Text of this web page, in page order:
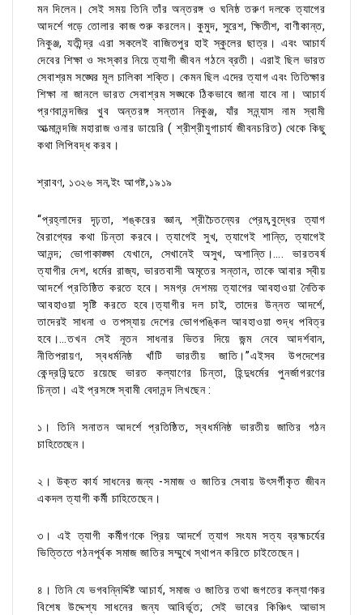
মন দিলেন। সেই সময় তিনি তাঁর অন্তরঙ্গ ও ঘনিষ্ঠ তরুণ দলকে ত্যাগের
আদর্শে গড়ে তোলার কাজ শুরু করলেন। কুমুদ, সুরেশ, ক্ষিতীশ, বাণীকান্ত,
নিকুঞ্জ, যতীন্দ্র এরা সকলেই বাজিতপুর হাই স্কুলের ছাত্র। এবং আচার্য
দেবের শিক্ষা ও সংস্কার নিয়ে ত্যাগী জীবন গঠনে ব্রতী। এরাই ছিল ভারত
সেবাশ্রম সঙ্ঘের মূল চালিকা শক্তি। কেমন ছিল এদের ত্যাগ এবং তিতিক্ষার
শিক্ষা না জানলে ভারত সেবাশ্রম সঙ্ঘকে ঠিকভাবে জানা যাবে না। আচার্য
প্রণবানন্দজির খুব অন্তরঙ্গ সন্তান নিকুঞ্জ, যাঁর সন্ন্যাস নাম স্বামী
আত্মানন্দজি মহারাজ ওনার ডায়েরি ( শ্রীশ্রীযুগাচার্য জীবনচরিত) থেকে কিছু
কথা লিপিবদ্ধ করব।
শ্রাবণ, ১৩২৬ সন,ইং আগষ্ট,১৯১৯
“প্রহ্লাদের দৃঢ়তা, শঙ্করের জ্ঞান, শ্রীচৈতন্যের প্রেম,বুদ্ধের ত্যাগ
বৈরাগ্যের কথা চিন্তা করবে। ত্যাগেই সুখ, ত্যাগেই শান্তি, ত্যাগেই
আনন্দ; ভোগাকাঙ্ক্ষা যেখানে, সেখানেই অসুখ, অশান্তি।…. ভারতবর্ষ
ত্যাগীর দেশ, ধর্মের রাজ্য, ভারতবাসী অমৃতের সন্তান, তাকে আবার স্বীয়
আদর্শে প্রতিষ্ঠিত করতে হবে। সমগ্র দেশময় ত্যাগের আবহাওয়া নৈতিক
আবহাওয়া সৃষ্টি করতে হবে।ত্যাগীর দল চাই, তাদের উন্নত আদর্শে,
তাদেরই সাধনা ও তপস্যায় দেশের ভোগপঙ্কিল আবহাওয়া শুদ্ধ পবিত্র
হবে।…তখন সেই নূতন সাধনার ভিতর দিয়ে জন্ম নেবে আদর্শবান,
নীতিপরায়ণ, স্বধর্মনিষ্ঠ খাঁটি ভারতীয় জাতি।”এইসব উপদেশের
কেন্দ্রবিন্দুতে রয়েছে ভারত কল্যাণের চিন্তা, হিন্দুধর্মের পুনর্জাগরণের
চিন্তা। এই প্রসঙ্গে স্বামী বেদানন্দ লিখছেন :
১। তিনি সনাতন আদর্শে প্রতিষ্ঠিত, স্বধর্মনিষ্ঠ ভারতীয় জাতির গঠন
চাহিতেছেন।
২। উক্ত কার্য সাধনের জন্য -সমাজ ও জাতির সেবায় উৎসর্গীকৃত জীবন
একদল ত্যাগী কর্মী চাহিতেছেন।
৩। এই ত্যাগী কর্মীগণকে প্রিয় আদর্শে ত্যাগ সংযম সত্য ব্রহ্মচর্যের
ভিত্তিতে গঠনপূর্বক সমাজ জাতির সম্মুখে স্থাপন করিতে চাইতেছেন।
৪। তিনি যে ভগবন্নির্দ্দিষ্ট আচার্য, সমাজ ও জাতির তথা জগতের কল্যাণকর
বিশেষ উদ্দেশ্য সাধনের জন্য আবির্ভূত; সেই ভাবের কিঞ্চিৎ আভাস